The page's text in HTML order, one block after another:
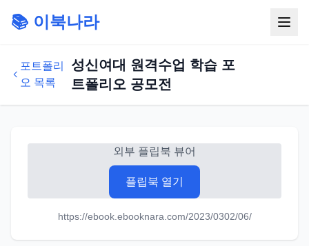
📚 이북나라
포트폴리
오 목록
성신여대 원격수업 학습 포
트폴리오 공모전
외부 플립북 뷰어
플립북 열기
https://ebook.ebooknara.com/2023/0302/06/